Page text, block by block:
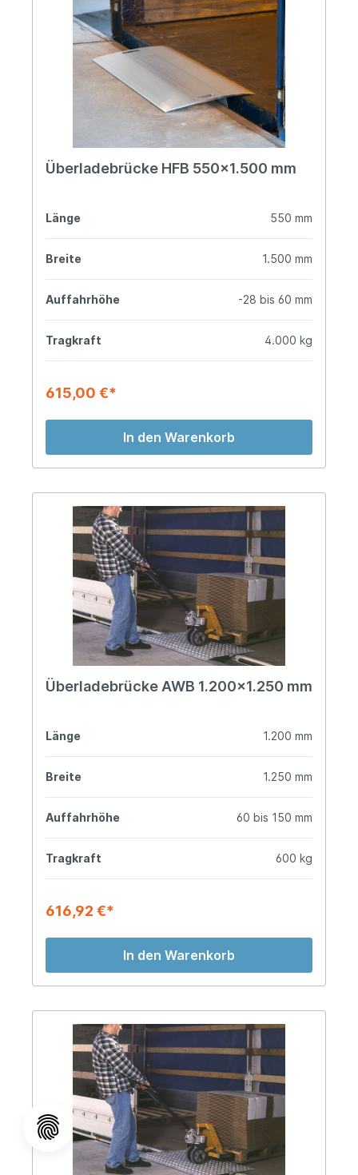
Überladebrücke HFB 550x1.500 mm
Länge 550 mm
Breite 1.500 mm
Auffahrhöhe -28 bis 60 mm
Tragkraft 4.000 kg
615,00 €*
In den Warenkorb
Überladebrücke AWB 1.200x1.250 mm
Länge 1.200 mm
Breite 1.250 mm
Auffahrhöhe 60 bis 150 mm
Tragkraft 600 kg
616,92 €*
In den Warenkorb